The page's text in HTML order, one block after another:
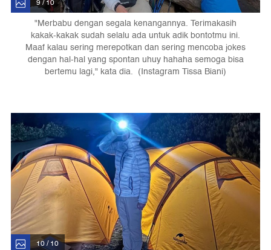
9 / 10
"Merbabu dengan segala kenangannya. Terimakasih
kakak-kakak sudah selalu ada untuk adik bontotmu ini.
Maaf kalau sering merepotkan dan sering mencoba jokes
dengan hal-hal yang spontan uhuy hahaha semoga bisa
bertemu lagi," kata dia. (Instagram Tissa Biani)
10 / 10